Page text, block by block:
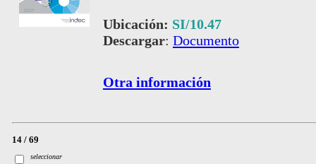
Ubicación: SI/10.47
Descargar: Documento
Otra información
14 / 69
seleccionar